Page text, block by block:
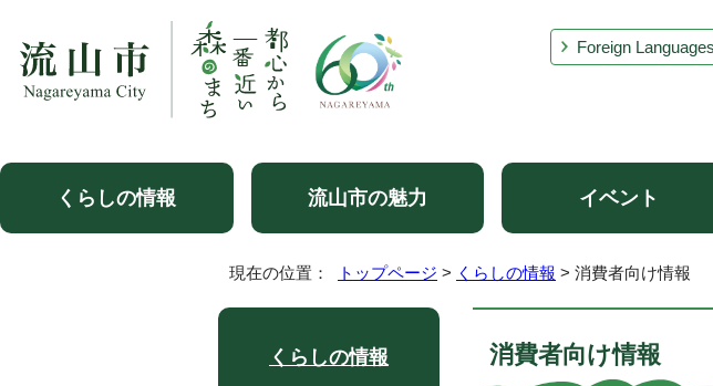
Foreign Languages
くらしの情報 流山市の魅力 イベント
現在の位置： トップページ > くらしの情報 > 消費者向け情報
消費者向け情報
くらしの情報